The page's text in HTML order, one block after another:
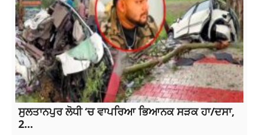
ਸੁਲਤਾਨਪੁਰ ਲੋਧੀ ‘ਚ ਵਾਪਰਿਆ ਭਿਆਨਕ ਸੜਕ ਹਾ/ਦਸਾ,
2...